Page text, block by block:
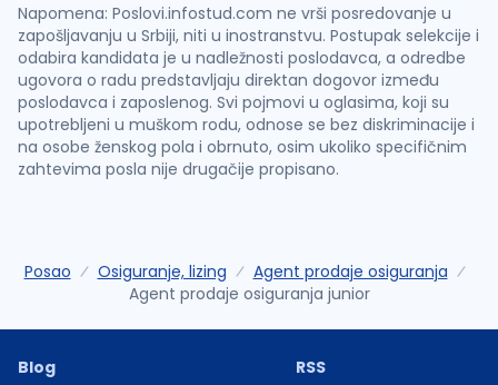
Napomena: Poslovi.infostud.com ne vrši posredovanje u
zapošljavanju u Srbiji, niti u inostranstvu. Postupak selekcije i
odabira kandidata je u nadležnosti poslodavca, a odredbe
ugovora o radu predstavljaju direktan dogovor između
poslodavca i zaposlenog. Svi pojmovi u oglasima, koji su
upotrebljeni u muškom rodu, odnose se bez diskriminacije i
na osobe ženskog pola i obrnuto, osim ukoliko specifičnim
zahtevima posla nije drugačije propisano.
Posao Osiguranje, lizing
Agent prodaje osiguranja
Agent prodaje osiguranja junior
Blog
RSS